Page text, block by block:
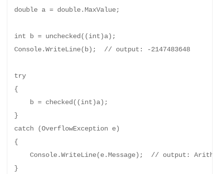
double a = double.MaxValue;
int b = unchecked((int)a);
Console.WriteLine(b);  // output: -2147483648
try
{
    b = checked((int)a);
}
catch (OverflowException e)
{
Console.WriteLine(e.Message);  // output: